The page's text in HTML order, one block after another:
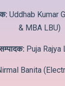
Uddhab Kumar
& MBA LBU)
Puja Rajya
Banita